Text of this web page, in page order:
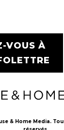
VOUS À
& Home Media.